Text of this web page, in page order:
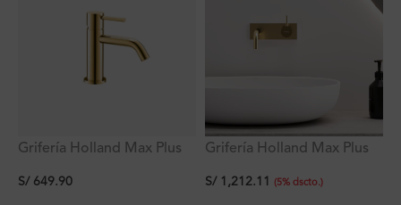
Grifería Holland Max Plus
Mueble
S/649.90
Grifería Holland Max Plus
Pared
S/1,212.11 (5% dscto.)